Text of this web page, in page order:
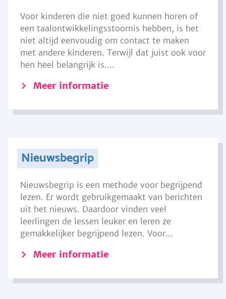
Voor kinderen die niet goed kunnen horen of
een taalontwikkelingsstoornis hebben, is het
niet altijd eenvoudig om contact te maken
met andere kinderen. Terwijl dat juist ook voor
hen heel belangrijk is....
Meer informatie
Nieuwsbegrip
Nieuwsbegrip is een methode voor begrijpend
lezen. Er wordt gebruikgemaakt van berichten
uit het nieuws. Daardoor vinden veel
leerlingen de lessen leuker en leren ze
gemakkelijker begrijpend lezen. Voor...
Meer informatie